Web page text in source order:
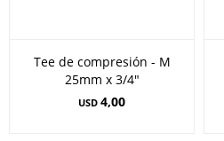
Tee de compresión - M
25mm x 3/4"
USD 4,00